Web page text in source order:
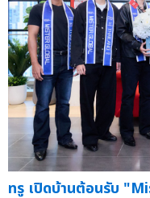
ทรู เปิดบ้านต้อนรับ